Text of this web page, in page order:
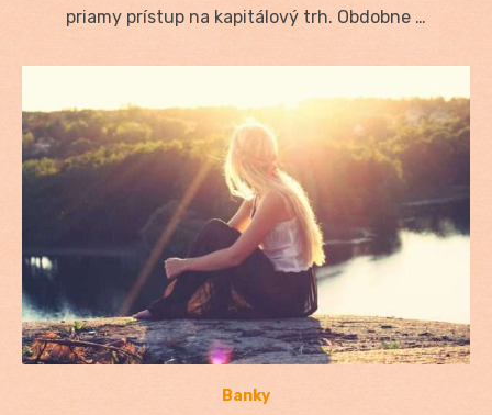
priamy prístup na kapitálový trh. Obdobne …
Banky